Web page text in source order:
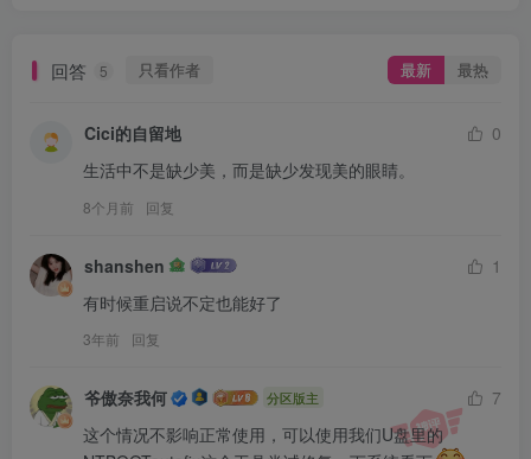
回答 5 只看作者 最新 最热
Cici的自留地
0
生活中不是缺少美，而是缺少发现美的眼睛。
8个月前 回复
shanshen
1
有时候重启说不定也能好了
3年前 回复
爷傲奈我何 分区版主
7
这个情况不影响正常使用，可以使用我们U盘里的